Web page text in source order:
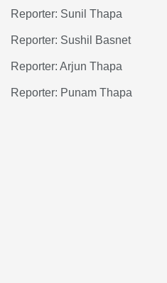
Reporter: Sunil Thapa
Reporter: Sushil Basnet
Reporter: Arjun Thapa
Reporter: Punam Thapa